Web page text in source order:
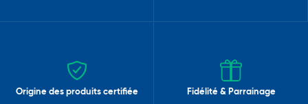
Origine des produits certifiée Fidélité & Parrainage